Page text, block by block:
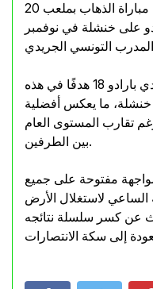
بالتعادل. وكان آخر لقاء بينهما في مباراة الذهاب بملعب 20
على خنشلة في نوفمبر
وعلى مستوى الأرقام، سجل نادي بارادو 18 هدفًا في هذه
12 هدفًا لاتحاد خنشلة، ما يعكس أفضلية
تقارب المستوى العام
بين الطرفين.
مفتوحة على جميع
الساعي لاستغلال الأرض
عن كسر سلسلة نتائجه